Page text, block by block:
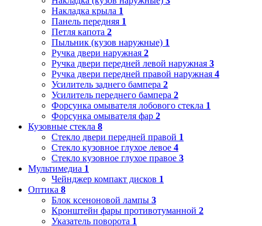
Накладка крыла 1
Панель передняя 1
Петля капота 2
Пыльник (кузов наружные) 1
Ручка двери наружная 2
Ручка двери передней левой наружная 3
Ручка двери передней правой наружная 4
Усилитель заднего бампера 2
Усилитель переднего бампера 2
Форсунка омывателя лобового стекла 1
Форсунка омывателя фар 2
Кузовные стекла 8
Стекло двери передней правой 1
Стекло кузовное глухое левое 4
Стекло кузовное глухое правое 3
Мультимедиа 1
Чейнджер компакт дисков 1
Оптика 8
Блок ксеноновой лампы 3
Кронштейн фары противотуманной 2
Указатель поворота 1